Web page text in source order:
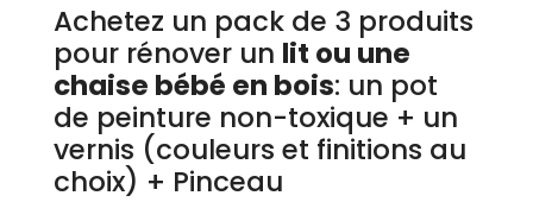
Achetez un pack de 3 produits
pour rénover un lit ou une
chaise bébé en bois: un pot
de peinture non-toxique + un
vernis (couleurs et finitions au
choix) + Pinceau